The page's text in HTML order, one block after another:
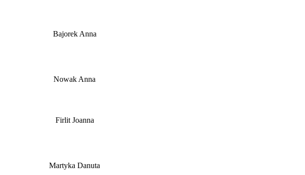
Bajorek Anna
Nowak Anna
Firlit Joanna
Martyka Danuta